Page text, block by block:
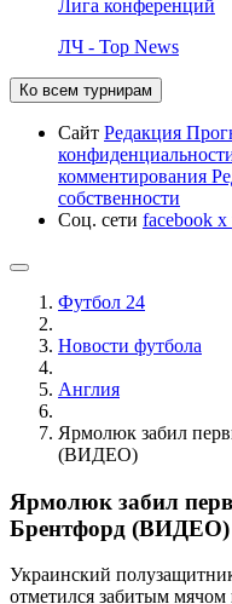
Лига конференций
ЛЧ - Top News
Ко всем турнирам
Сайт Редакция
комментирования
собственности
Соц. сети facebook x
Футбол 24
Новости футбола
Англия
Ярмолюк забил
(ВИДЕО)
Ярмолюк забил
Брентфорд (ВИДЕО)
Украинский
отметился забитым мячом